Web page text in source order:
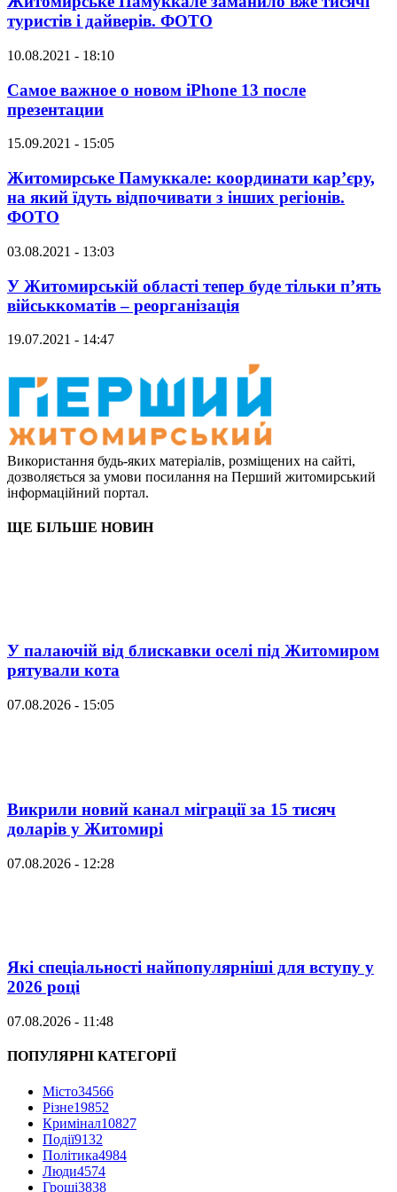
туристів і дайверів. ФОТО
10.08.2021 - 18:10
Самое важное о новом iPhone 13 после
презентации
15.09.2021 - 15:05
Житомирське Памуккале: координати кар’єру,
на який їдуть відпочивати з інших регіонів.
ФОТО
03.08.2021 - 13:03
У Житомирській області тепер буде тільки п’ять
військкоматів – реорганізація
19.07.2021 - 14:47
Використання будь-яких матеріалів, розміщених на сайті,
дозволяється за умови посилання на Перший житомирський
інформаційний портал.
ЩЕ БІЛЬШЕ НОВИН
У палаючій від блискавки оселі під Житомиром
рятували кота
07.08.2026 - 15:05
Викрили новий канал міграції за 15 тисяч
доларів у Житомирі
07.08.2026 - 12:28
Які спеціальності найпопулярніші для вступу у
2026 році
07.08.2026 - 11:48
ПОПУЛЯРНІ КАТЕГОРІЇ
Місто34566
Різне19852
Кримінал10827
Події9132
Політика4984
Люди4574
Гроші3838